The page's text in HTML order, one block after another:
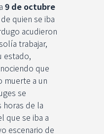
9 de octubre
quien se iba
acudieron
trabajar,
estado,
que
muerte a un
se
horas de la
que se iba a
escenario de